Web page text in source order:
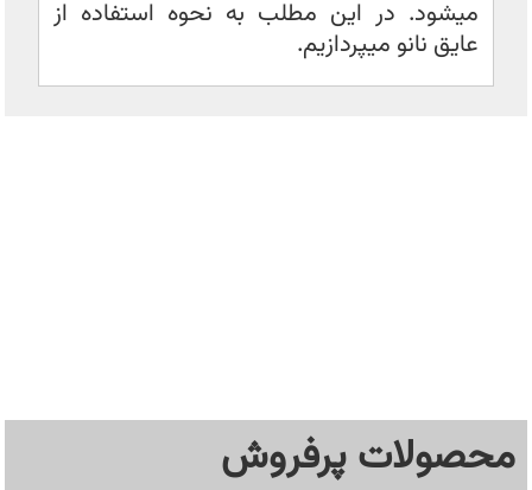
میشود. در این مطلب به نحوه استفاده از
عایق نانو میپردازیم.
محصولات پرفروش